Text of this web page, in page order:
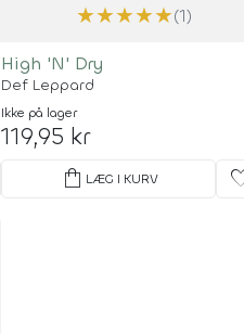
★★★★★(1)
High 'N' Dry
Def Leppard
Ikke på lager
119,95 kr
shopping_bag LÆG I KURV